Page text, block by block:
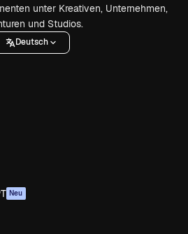
unter Kreativen, Unternehmen,
und Studios.
Deutsch
Neu